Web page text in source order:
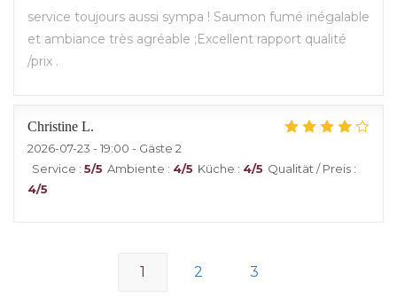
service toujours aussi sympa ! Saumon fumé inégalable
et ambiance très agréable ;Excellent rapport qualité
/prix .
Christine L
2026-07-23 - 19:00 - Gäste 2
Service : 5/5 Ambiente : 4/5 Küche : 4/5 Qualität / Preis :
4/5
1 2 3